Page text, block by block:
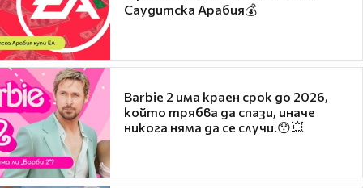
Саудитска Арабия💰
Barbie 2 има краен срок до 2026,
който трябва да спази, иначе
никога няма да се случи.😯💥